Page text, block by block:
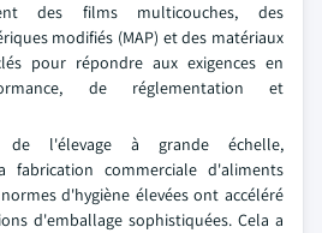
des films multicouches, des
modifiés (MAP) et des matériaux
pour répondre aux exigences en
de réglementation et
de l'élevage à grande échelle,
fabrication commerciale d'aliments
d'hygiène élevées ont accéléré
d'emballage sophistiquées. Cela a